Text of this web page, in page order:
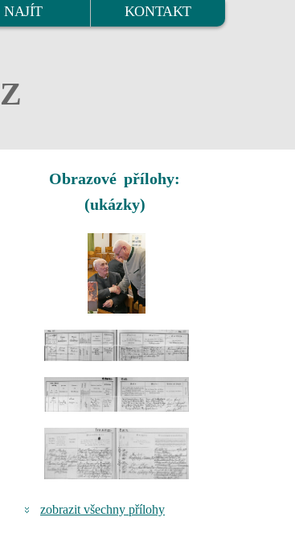
NAJÍT KONTAKT
Obrazové přílohy:
(ukázky)
zobrazit všechny přílohy